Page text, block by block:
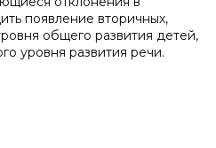
появление вторичных,
общего развития детей,
уровня развития речи.